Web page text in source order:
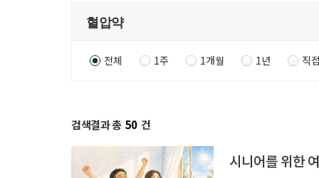
전체 1주 1개월 1년 직
검색결과 총 50 건
시니어를 위한